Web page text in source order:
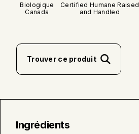
Biologique
Canada
Certified Humane Raised
and Handled
Trouver ce produit
Ingrédients